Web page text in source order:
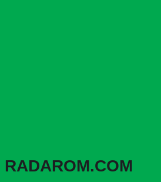
RADAROM.COM